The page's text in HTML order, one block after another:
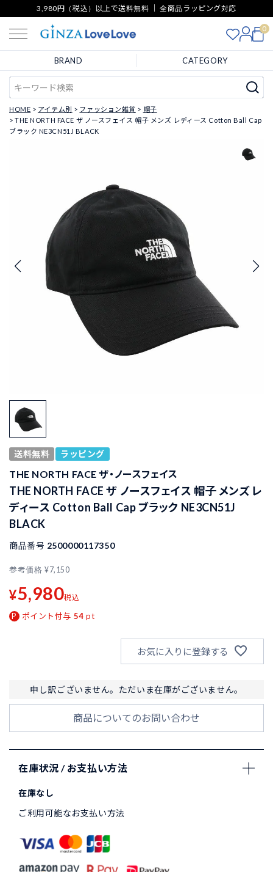
3,980円（税込）以上で送料無料 ｜ 全商品ラッピング対応
0
BRAND CATEGORY
HOME アイテム別 ファッション雑貨
帽子
THE NORTH FACE ザ ノースフェイス 帽子 メンズ レディース Cotton Ball Cap
ブラック NE3CN51J BLACK
送料無料 ラッピング
THE NORTH FACE ザ・ノースフェイス
THE NORTH FACE ザ ノースフェイス 帽子 メンズ レ
ディース Cotton Ball Cap ブラック NE3CN51J
BLACK
商品番号 2500000117350
参考価格 ¥7,150
¥5,980税込
ポイント付与 54 pt
お気に入りに登録する
申し訳ございません。ただいま在庫がございません。
商品についてのお問い合わせ
在庫状況 / お支払い方法
在庫なし
ご利用可能なお支払い方法